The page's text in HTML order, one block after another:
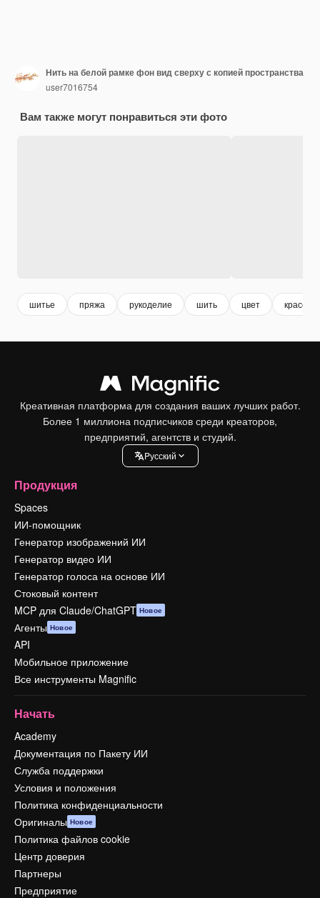
Нить на белой рамке фон вид сверху с копией пространства
user7016754
Вам также могут понравиться эти фото
шитье пряжа рукоделие шить цвет
Креативная платформа для создания ваших лучших работ.
Более 1 миллиона подписчиков среди креаторов,
предприятий, агентств и студий.
Pусский
Продукция
Spaces
ИИ-помощник
Генератор изображений ИИ
Генератор видео ИИ
Генератор голоса на основе ИИ
Стоковый контент
MCP для Claude/ChatGPT Новое
Агенты Новое
API
Мобильное приложение
Все инструменты Magnific
Начать
Academy
Документация по Пакету ИИ
Служба поддержки
Условия и положения
Политика конфиденциальности
Оригиналы Новое
Политика файлов cookie
Центр доверия
Партнеры
Предприятие